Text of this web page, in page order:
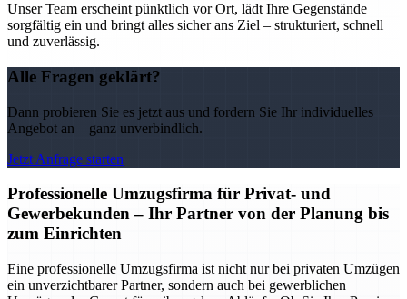
Unser Team erscheint pünktlich vor Ort, lädt Ihre Gegenstände
sorgfältig ein und bringt alles sicher ans Ziel – strukturiert, schnell
und zuverlässig.
Alle Fragen geklärt?
Dann probieren Sie es jetzt aus und fordern Sie Ihr individuelles
Angebot an – ganz unverbindlich.
Jetzt Anfrage starten
Professionelle Umzugsfirma für Privat- und
Gewerbekunden – Ihr Partner von der Planung bis
zum Einrichten
Eine professionelle Umzugsfirma ist nicht nur bei privaten Umzügen
ein unverzichtbarer Partner, sondern auch bei gewerblichen